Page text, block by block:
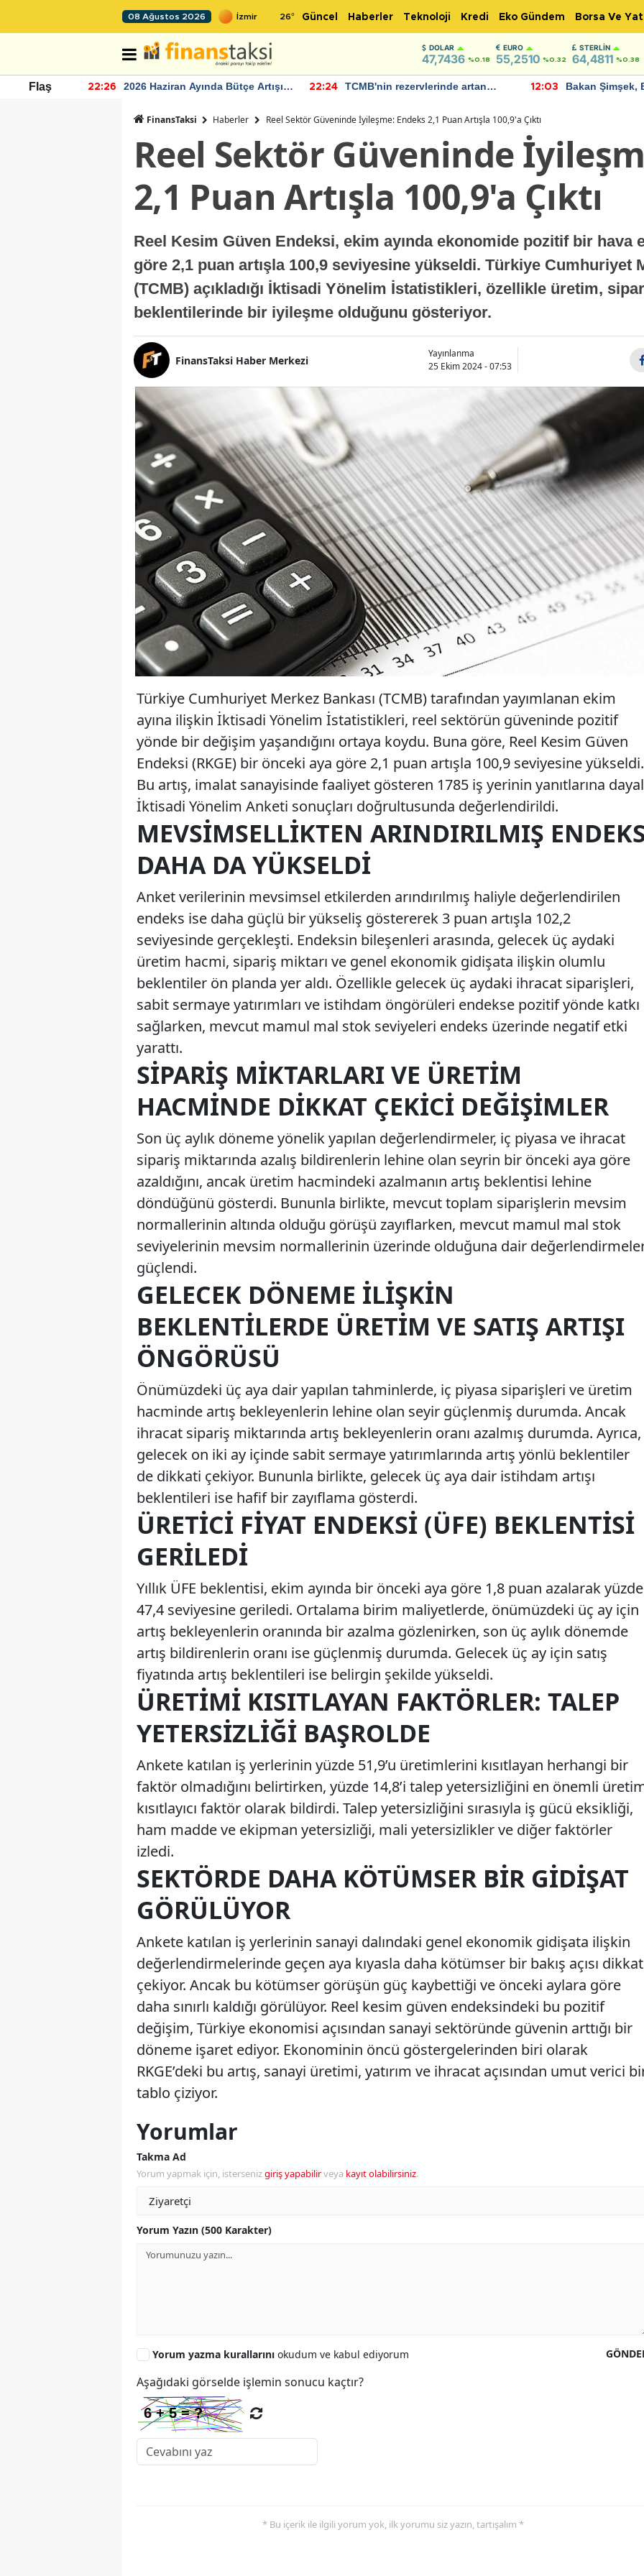
08 Ağustos 2026 26° Güncel Haberler Teknoloji Kredi Eko Gündem Borsa Ve
DOLAR
47,7436 %0.18
EURO
55,2510 %0.32
STERLIN
64,4811 %0.38
Flaş 22:26
2026 Haziran Ayında Bütçe Artışı
22:24
TCMB'nin rezervlerinde artan
12:03
Bakan Şimşek,
FinansTaksi Haberler Reel Sektör Güveninde İyileşme: Endeks 2,1 Puan Artışla 100,9'a Çıktı
Reel Sektör Güveninde
2,1 Puan Artışla 100,9'a Çıktı
Reel Kesim Güven Endeksi, ekim ayında ekonomide pozitif bir hava
göre 2,1 puan artışla 100,9 seviyesine yükseldi. Türkiye Cumhuriyet
(TCMB) açıkladığı İktisadi Yönelim İstatistikleri, özellikle üretim,
beklentilerinde bir iyileşme olduğunu gösteriyor.
FinansTaksi Haber Merkezi
Yayınlanma
25 Ekim 2024 - 07:53
Türkiye Cumhuriyet Merkez Bankası (TCMB) tarafından yayımlanan ekim
ayına ilişkin İktisadi Yönelim İstatistikleri, reel sektörün güveninde pozitif
yönde bir değişim yaşandığını ortaya koydu. Buna göre, Reel Kesim Güven
Endeksi (RKGE) bir önceki aya göre 2,1 puan artışla 100,9 seviyesine yükseldi.
Bu artış, imalat sanayisinde faaliyet gösteren 1785 iş yerinin yanıtlarına
İktisadi Yönelim Anketi sonuçları doğrultusunda değerlendirildi.
MEVSIMSELLIKTEN ARINDIRILMIŞ
DAHA DA YÜKSELDI
Anket verilerinin mevsimsel etkilerden arındırılmış haliyle değerlendirilen
endeks ise daha güçlü bir yükseliş göstererek 3 puan artışla 102,2
seviyesinde gerçekleşti. Endeksin bileşenleri arasında, gelecek üç aydaki
üretim hacmi, sipariş miktarı ve genel ekonomik gidişata ilişkin olumlu
beklentiler ön planda yer aldı. Özellikle gelecek üç aydaki ihracat siparişleri,
sabit sermaye yatırımları ve istihdam öngörüleri endekse pozitif yönde katkı
sağlarken, mevcut mamul mal stok seviyeleri endeks üzerinde negatif etki
yarattı.
SIPARIŞ MIKTARLARI VE ÜRETIM
HACMINDE DIKKAT ÇEKICI DEĞIŞIMLER
Son üç aylık döneme yönelik yapılan değerlendirmeler, iç piyasa ve ihracat
sipariş miktarında azalış bildirenlerin lehine olan seyrin bir önceki aya göre
azaldığını, ancak üretim hacmindeki azalmanın artış beklentisi lehine
döndüğünü gösterdi. Bununla birlikte, mevcut toplam siparişlerin mevsim
normallerinin altında olduğu görüşü zayıflarken, mevcut mamul mal stok
seviyelerinin mevsim normallerinin üzerinde olduğuna dair
güçlendi.
GELECEK DÖNEME İLIŞKIN
BEKLENTILERDE ÜRETIM VE SATIŞ ARTIŞI
ÖNGÖRÜSÜ
Önümüzdeki üç aya dair yapılan tahminlerde, iç piyasa siparişleri ve üretim
hacminde artış bekleyenlerin lehine olan seyir güçlenmiş durumda. Ancak
ihracat sipariş miktarında artış bekleyenlerin oranı azalmış durumda. Ayrıca,
gelecek on iki ay içinde sabit sermaye yatırımlarında artış yönlü beklentiler
de dikkati çekiyor. Bununla birlikte, gelecek üç aya dair istihdam artışı
beklentileri ise hafif bir zayıflama gösterdi.
ÜRETICI FIYAT ENDEKSI (ÜFE) BEKLENTISI
GERILEDI
Yıllık ÜFE beklentisi, ekim ayında bir önceki aya göre 1,8 puan azalarak yüzde
47,4 seviyesine geriledi. Ortalama birim maliyetlerde, önümüzdeki üç ay için
artış bekleyenlerin oranında bir azalma gözlenirken, son üç aylık dönemde
artış bildirenlerin oranı ise güçlenmiş durumda. Gelecek üç ay için satış
fiyatında artış beklentileri ise belirgin şekilde yükseldi.
ÜRETIMI KISITLAYAN FAKTÖRLER: TALEP
YETERSIZLIĞI BAŞROLDE
Ankete katılan iş yerlerinin yüzde 51,9’u üretimlerini kısıtlayan herhangi bir
faktör olmadığını belirtirken, yüzde 14,8’i talep yetersizliğini en önemli
kısıtlayıcı faktör olarak bildirdi. Talep yetersizliğini sırasıyla iş gücü eksikliği,
ham madde ve ekipman yetersizliği, mali yetersizlikler ve diğer faktörler
izledi.
SEKTÖRDE DAHA KÖTÜMSER BIR GIDIŞAT
GÖRÜLÜYOR
Ankete katılan iş yerlerinin sanayi dalındaki genel ekonomik gidişata ilişkin
değerlendirmelerinde geçen aya kıyasla daha kötümser bir bakış açısı dikkat
çekiyor. Ancak bu kötümser görüşün güç kaybettiği ve önceki aylara göre
daha sınırlı kaldığı görülüyor. Reel kesim güven endeksindeki bu pozitif
değişim, Türkiye ekonomisi açısından sanayi sektöründe güvenin arttığı bir
döneme işaret ediyor. Ekonominin öncü göstergelerinden biri olarak
RKGE’deki bu artış, sanayi üretimi, yatırım ve ihracat açısından umut verici
tablo çiziyor.
Yorumlar
Takma Ad
Yorum yapmak için, istersenizgiriş yapabilirveya kayıt olabilirsiniz.
Yorum Yazın (500 Karakter)
Yorum yazma kurallarını okudum ve kabul ediyorum
Aşağıdaki görselde işlemin sonucu kaçtır?
* Bu içerik ile ilgili yorum yok, ilk yorumu siz yazın, tartışalım *